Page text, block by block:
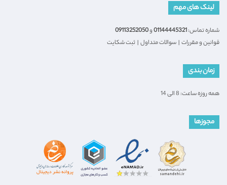
لینک های مهم
شماره تماس:01144445321و09113252050
قوانین و مقررات | سوالات متداول | ثبت شکایت
زمان بندی
همه روزه ساعت: 8 الی 14
مجوزها